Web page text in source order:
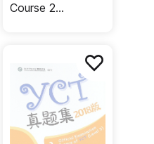
Course 2